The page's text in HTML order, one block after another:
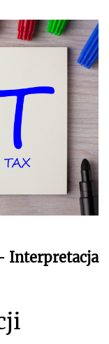
Interpretacja